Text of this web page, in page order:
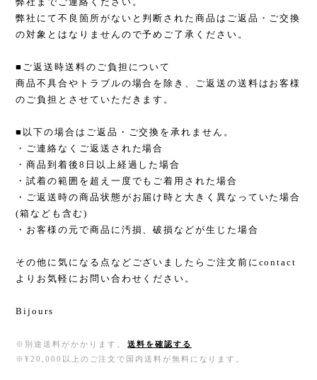
弊社にて不良箇所がないと判断された商品はご返品・ご交換
の対象とはなりませんので予めご了承ください。
■ご返送時送料のご負担について
商品不具合やトラブルの場合を除き、ご返送の送料はお客様
のご負担とさせていただきます。
■以下の場合はご返品・ご交換を承れません。
・ご連絡なくご返送された場合
・商品到着後8日以上経過した場合
・試着の範囲を超え一度でもご着用された場合
・ご返送時の商品状態がお届け時と大きく異なっていた場合
(箱なども含む)
・お客様の元で商品に汚損、破損などが生じた場合
その他に気になる点などございましたらご注文前にcontact
よりお気軽にお問い合わせください。
Bijours
※別途送料がかかります。
送料を確認する
※¥20,000以上のご注文で国内送料が無料になります。